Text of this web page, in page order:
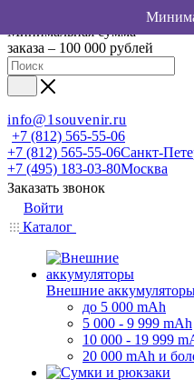
Минимальная сумма
заказа – 100 000 рублей
info@1souvenir.ru
+7 (812) 565-55-06
+7 (812) 565-55-06Санкт-
+7 (495) 183-03-80Москва
Заказать звонок
Войти
Каталог
Внешние
до 5 000 mAh
5 000 - 9 999 mAh
10 000 - 19 999
20 000 mAh и